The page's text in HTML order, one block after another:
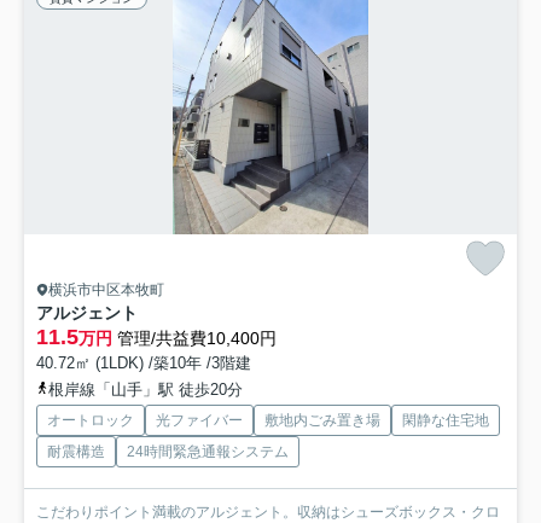
横浜市中区本牧町
アルジェント
11.5万円 管理/共益費10,400円
40.72㎡ (1LDK) /築10年 /3階建
根岸線「山手」駅 徒歩20分
オートロック 光ファイバー 敷地内ごみ置き場
閑静な住宅地
耐震構造
24時間緊急通報システム
こだわりポイント満載のアルジェント。収納はシューズボックス・クロ